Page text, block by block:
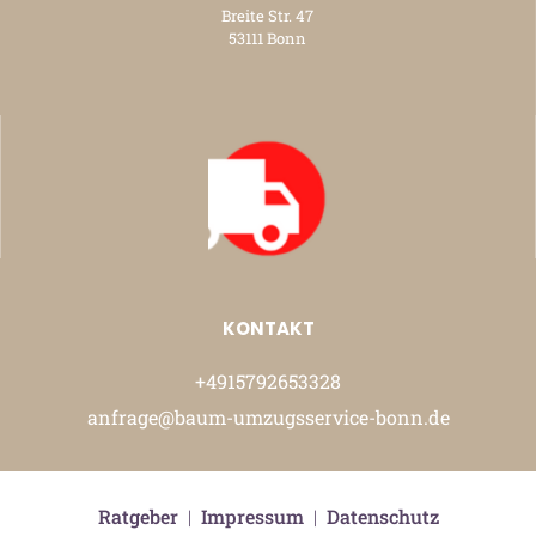
Breite Str. 47
53111 Bonn
KONTAKT
+4915792653328
anfrage@baum-umzugsservice-bonn.de
Ratgeber| Impressum| Datenschutz